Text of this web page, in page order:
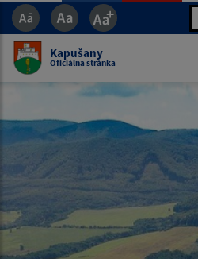
Kapušany
Oficiálna stránka